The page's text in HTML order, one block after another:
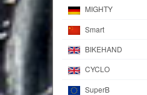
MIGHTY
Smart
BIKEHAND
CYCLO
SuperB